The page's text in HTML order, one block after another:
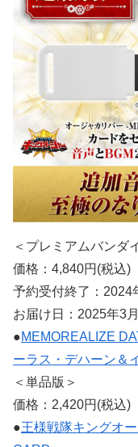
＜プレミアムバンダ
価格：4,840円(税込)
予約受付終了：2024
お届け日：2025年3
●MEMOREALIZE
ーラス・デハーン＆
＜単品版＞
価格：2,420円(税込)
●王様戦隊キングオ